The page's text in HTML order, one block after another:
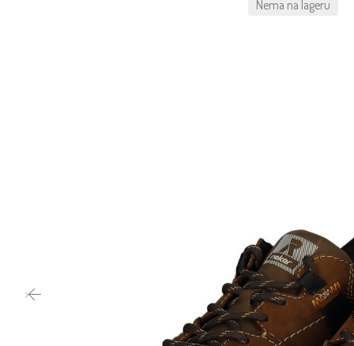
Nema na lageru